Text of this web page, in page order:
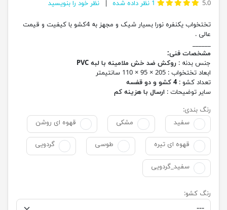
5.0
1 نظر داده شده نظر خود را بنویسید
تختخواب یکنفره نورا بسیار شیک و مجهز به 4کشو با کیفیت و قیمت
عالی .
______
مشخصات فنی:
جنس بدنه : روکش ضد خش ملامینه با لبه PVC
ابعاد تختخواب : 205 × 95 × 110 سانتیمتر
تعداد کشو :4 کشو و دو قفسه
سایر توضیحات : ارسال با هزینه کم
رنگ بندی:
سفید
مشکی قهوه ای روشن
قهوه ای تیره طوسی گردویی
سفید_گردویی
رنگ کشو: